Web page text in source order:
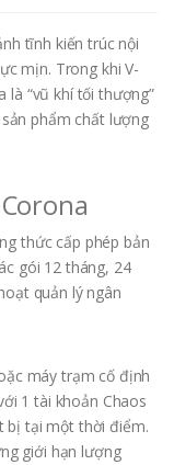
tĩnh kiến trúc nội
mịn. Trong khi V-
là “vũ khí tối thượng”
phẩm chất lượng
thức cấp phép bản
gói 12 tháng, 24
quản lý ngân
máy trạm cố định
1 tài khoản Chaos
bị tại một thời điểm.
giới hạn lượng